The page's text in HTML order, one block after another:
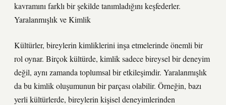
kavramını farklı bir şekilde tanımladığını keşfederler.
Yaralanmışlık ve Kimlik
Kültürler, bireylerin kimliklerini inşa etmelerinde önemli bir
rol oynar. Birçok kültürde, kimlik sadece bireysel bir deneyim
değil, aynı zamanda toplumsal bir etkileşimdir. Yaralanmışlık
da bu kimlik oluşumunun bir parçası olabilir. Örneğin, bazı
yerli kültürlerde, bireylerin kişisel deneyimlerinden